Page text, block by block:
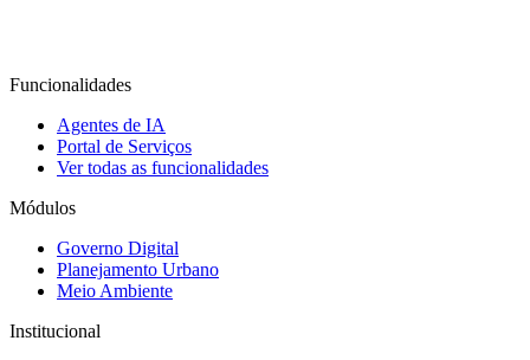
Funcionalidades
Agentes de IA
Portal de Serviços
Ver todas as funcionalidades
Módulos
Governo Digital
Planejamento Urbano
Meio Ambiente
Institucional